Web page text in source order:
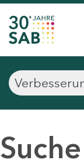
Suche